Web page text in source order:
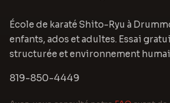
École de karaté Shito-Ryu à
enfants, ados et adultes. Essai
structurée et environnement
819-850-4449